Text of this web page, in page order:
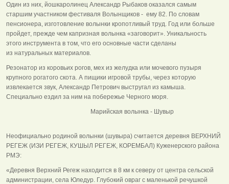
Один из них, йошкаролинец Александр Рыбаков оказался самым
старшим участником фестиваля Волынщиков - ему 82. По словам
пенсионера, изготовление волынки кропотливый труд. Год или больше
пройдет, прежде чем капризная волынка «заговорит». Уникальность
этого инструмента в том, что его основные части сделаны
из натуральных материалов.
Резонатор из коровьих рогов, мех из желудка или мочевого пузыря
крупного рогатого скота. А пищики игровой трубы, через которую
извлекается звук, Александр Петрович выстругал из камыша.
Специально ездил за ним на побережье Черного моря.
Марийская волынка - Шувыр
Неофициально родиной волынки (шувыра) считается деревня ВЕРХНИЙ
РЕГЕЖ (ИЗИ РЕГЕЖ, КУШЫЛ РЕГЕЖ, КОРЕМБАЛ) Куженерского района
РМЭ:
«Деревня Верхний Регеж находится в 8 км к северу от центра сельской
администрации, села Юледур. Глубокий овраг с маленькой речушкой